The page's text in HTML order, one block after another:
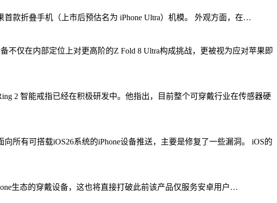
款折叠手机（上市后预估名为 iPhone Ultra）机模。 外观方面，在…
不仅在内部定位上对更高阶的Z Fold 8 Ultra构成挑战，更被视为应对苹果即
2 智能戒指已经在积极研发中。他指出，目前整个可穿戴行业在传感器硬
所有可搭载iOS26系统的iPhone设备推送，主要是修复了一些漏洞。 iOS的
生态的穿戴设备，这也将直接打破此前该产品仅服务安卓用户…